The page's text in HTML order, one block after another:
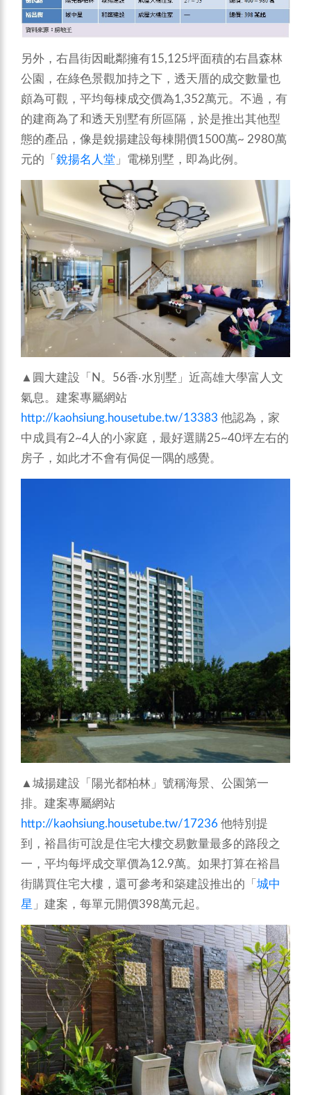
另外，右昌街因毗鄰擁有15,125坪面積的右昌森林
公園，在綠色景觀加持之下，透天厝的成交數量也
頗為可觀，平均每棟成交價為1,352萬元。不過，有
的建商為了和透天別墅有所區隔，於是推出其他型
態的產品，像是銳揚建設每棟開價1500萬~ 2980萬
元的「 銳揚名人堂 」電梯別墅，即為此例。
▲圓大建設「N。56香‧水別墅」近高雄大學富人文
氣息。建案專屬網站
http://kaohsiung.housetube.tw/13383 他認為，家
中成員有2~4人的小家庭，最好選購25~40坪左右的
房子，如此才不會有侷促一隅的感覺。
▲城揚建設「陽光都柏林」號稱海景、公園第一
排。建案專屬網站
http://kaohsiung.housetube.tw/17236 他特別提
到，裕昌街可說是住宅大樓交易數量最多的路段之
一，平均每坪成交單價為12.9萬。如果打算在裕昌
街購買住宅大樓，還可參考和築建設推出的「 城中
星 」建案，每單元開價398萬元起。